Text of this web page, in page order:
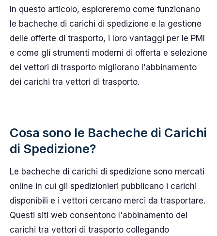
In questo articolo, esploreremo come funzionano
le bacheche di carichi di spedizione e la gestione
delle offerte di trasporto, i loro vantaggi per le PMI
e come gli strumenti moderni di offerta e selezione
dei vettori di trasporto migliorano l'abbinamento
dei carichi tra vettori di trasporto.
Cosa sono le Bacheche di Carichi
di Spedizione?
Le bacheche di carichi di spedizione sono mercati
online in cui gli spedizionieri pubblicano i carichi
disponibili e i vettori cercano merci da trasportare.
Questi siti web consentono l'abbinamento dei
carichi tra vettori di trasporto collegando